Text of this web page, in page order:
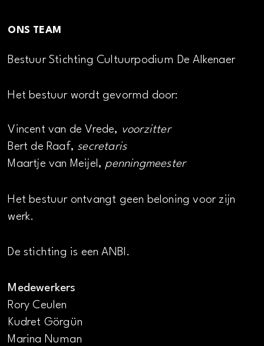
ONS TEAM
Bestuur Stichting Cultuurpodium De Alkenaer
Het bestuur wordt gevormd door:
Vincent van de Vrede, voorzitter
Bert de Raaf, secretaris
Maartje van Meijel, penningmeester
Het bestuur ontvangt geen beloning voor zijn
werk.
De stichting is een ANBI.
Medewerkers
Rory Ceulen
Kudret Görgün
Marina Numan